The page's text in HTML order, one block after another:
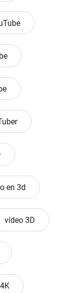
en 3d
vídeo 3D